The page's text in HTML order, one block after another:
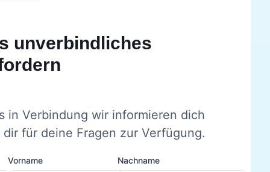
unverbindliches
in Verbindung wir informieren dich
für deine Fragen zur Verfügung.
Vorname Nachname